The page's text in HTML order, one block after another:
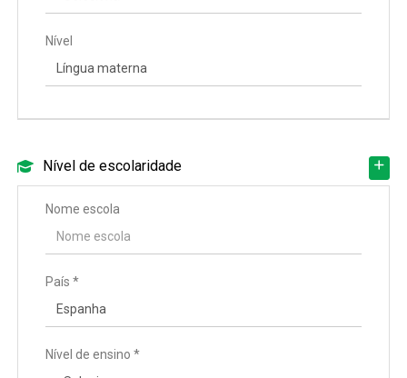
Nível
Nível de escolaridade
Nome escola
País *
Nível de ensino *